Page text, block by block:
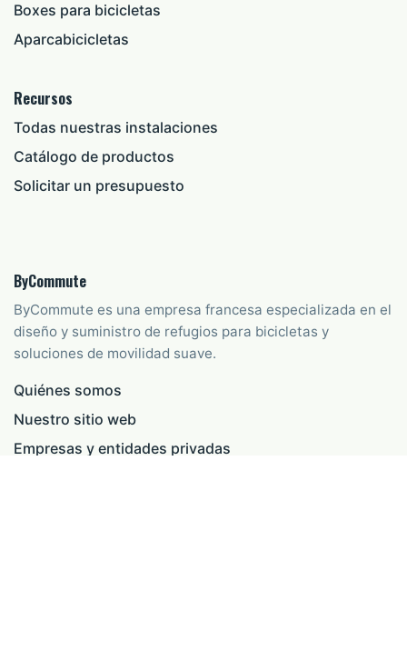
Boxes para bicicletas
Aparcabicicletas
Recursos
Todas nuestras instalaciones
Catálogo de productos
Solicitar un presupuesto
ByCommute
ByCommute es una empresa francesa especializada en el
diseño y suministro de refugios para bicicletas y
soluciones de movilidad suave.
Quiénes somos
Nuestro sitio web
Empresas y entidades privadas